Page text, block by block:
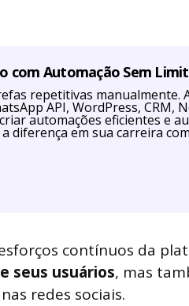
com Automação Sem
repetitivas manualmente.
API, WordPress, CRM,
automações eficientes e
diferença em sua carreira
contínuos da
seus usuários, mas
redes sociais.